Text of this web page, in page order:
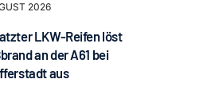
2026
LKW-Reifen löst
an der A61 bei
aus